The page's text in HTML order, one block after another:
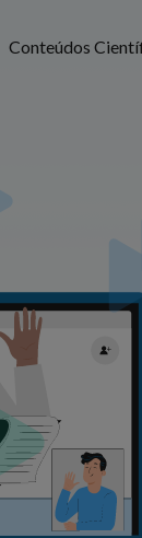
Conteúdos